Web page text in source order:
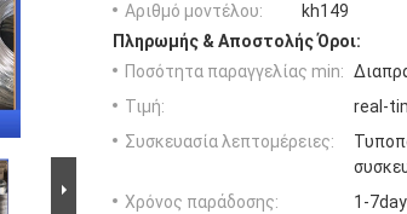
Αριθμό μοντέλου:
kh149
Πληρωμής & Αποστολής Όροι:
Ποσότητα παραγγελίας min:
Τιμή:
real-
Συσκευασία λεπτομέρειες:
Χρόνος παράδοσης:
1-